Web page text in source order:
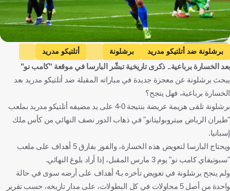
Getty Images
برشلونة ضد أتلتيكو مدريد برشلونة
أتلتيكو مدريد
كأس ملك إسبانيا
إسبانيا كرة قدم
بعد الخسارة برباعية.. ذكرى تاريخية تبشّر البارسا في موقعة "كامب نو"
يبحث برشلونة عن معجزة جديدة في مباراته المقبلة ضد أتلتيكو مدريد بعد
الخسارة برباعية، فهل ينجح؟
برشلونة تلقى هزيمة عريضة بنتيجة 0-4 على يد مضيفه أتلتيكو مدريد بملعب
"طيران الرياض ميتروبوليتانو" في ذهاب الدور نصف النهائي من كأس ملك
إسبانيا.
ويحتاج البارسا لتعويض هذه الخسارة، والفوز بفارق 5 أهداف على ملعب
"سبوتيفاي كامب نو" يوم 3 مارس المقبل، إذا أراد بلوغ النهائي.
ولم ينجح برشلونة في تعويض تأخره بـ4 أهداف على أرضه سوى في حالة
واحدة من أصل 5 محاولات في كل البطولات، على مدار تاريخه، حسب تقرير